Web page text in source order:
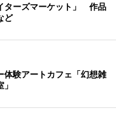
ターズマーケット」 作品
ど
体験アートカフェ「幻想雑